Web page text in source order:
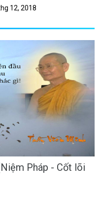
12, 2018
Pháp - Cốt lõi